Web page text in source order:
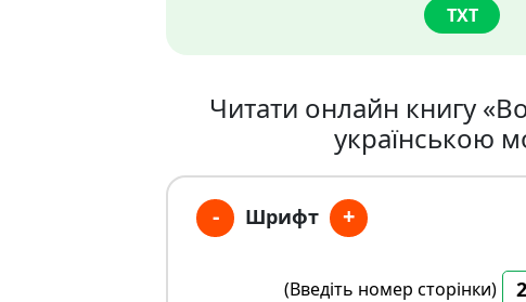
TXT
Читати онлайн книгу
українською
- Шрифт +
(Введіть номер сторінки)